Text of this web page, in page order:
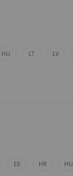
HU LT LV
EE HR HU